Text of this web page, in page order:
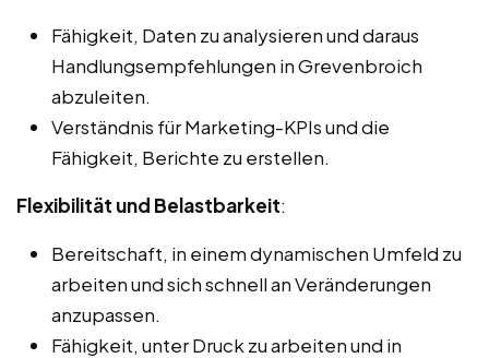
Fähigkeit, Daten zu analysieren und daraus
Handlungsempfehlungen in Grevenbroich
abzuleiten.
Verständnis für Marketing-KPIs und die
Fähigkeit, Berichte zu erstellen.
Flexibilität und Belastbarkeit:
Bereitschaft, in einem dynamischen Umfeld zu
arbeiten und sich schnell an Veränderungen
anzupassen.
Fähigkeit, unter Druck zu arbeiten und in